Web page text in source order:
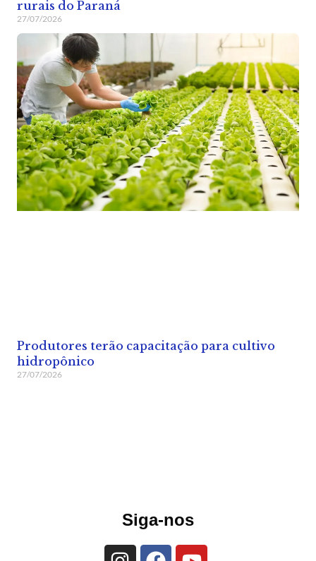
rurais do Paraná
27/07/2026
Produtores terão capacitação para cultivo
hidropônico
27/07/2026
Siga-nos